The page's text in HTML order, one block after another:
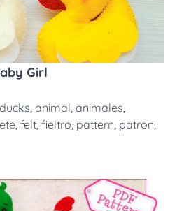
Girl
ducks, animal, animales,
, felt, fieltro, pattern, patron,